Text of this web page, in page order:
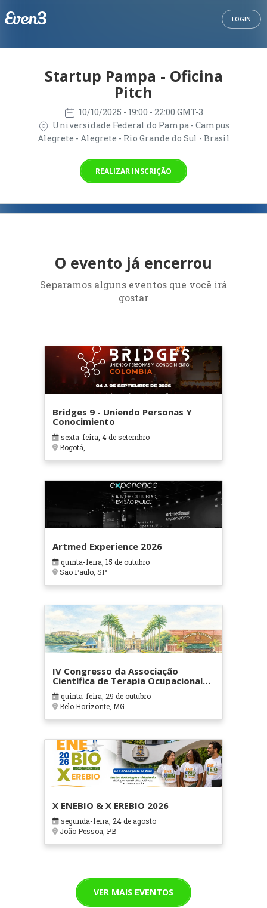
LOGIN
Startup Pampa - Oficina
Pitch
10/10/2025 - 19:00 - 22:00 GMT-3
Universidade Federal do Pampa - Campus
Alegrete - Alegrete - Rio Grande do Sul - Brasil
REALIZAR INSCRIÇÃO
O evento já encerrou
Separamos alguns eventos que você irá
gostar
Bridges 9 - Uniendo Personas Y
Conocimiento
sexta-feira, 4 de setembro
Bogotá,
Artmed Experience 2026
quinta-feira, 15 de outubro
Sao Paulo, SP
IV Congresso da Associação
Científica de Terapia Ocupacional
em Contextos Hospitalares e
Cuidados Paliativos - ATOHOSP
quinta-feira, 29 de outubro
Belo Horizonte, MG
X ENEBIO & X EREBIO 2026
segunda-feira, 24 de agosto
João Pessoa, PB
VER MAIS EVENTOS